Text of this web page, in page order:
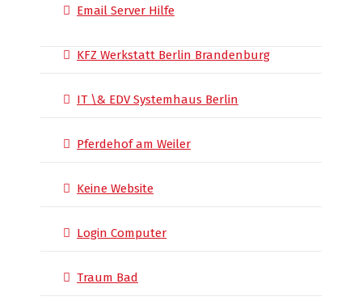
Email Server Hilfe
KFZ Werkstatt Berlin Brandenburg
IT \& EDV Systemhaus Berlin
Pferdehof am Weiler
Keine Website
Login Computer
Traum Bad